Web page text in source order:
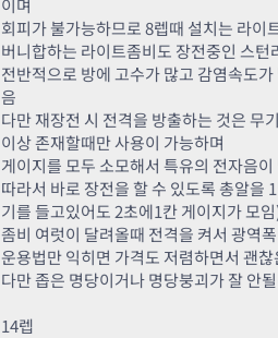
이며
회피가 불가능하므로 8렙때 설치는 라이
버니합하는 라이트좀비도 장전중인 스
전반적으로 방에 고수가 많고 감염속도
음
다만 재장전 시 전격을 방출하는 것은 무
이상 존재할때만 사용이 가능하며
게이지를 모두 소모해서 특유의 전자음
따라서 바로 장전을 할 수 있도록 총알을
기를 들고있어도 2초에1칸 게이지가 모
좀비 여럿이 달려올때 전격을 켜서 광역
운용법만 익히면 가격도 저렴하면서 괜찮
다만 좁은 명당이거나 명당붕괴가 잘 안
14렙